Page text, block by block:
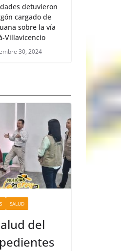
detuvieron
cargado de
sobre la vía
Villavicencio
30, 2024
SALUD
del